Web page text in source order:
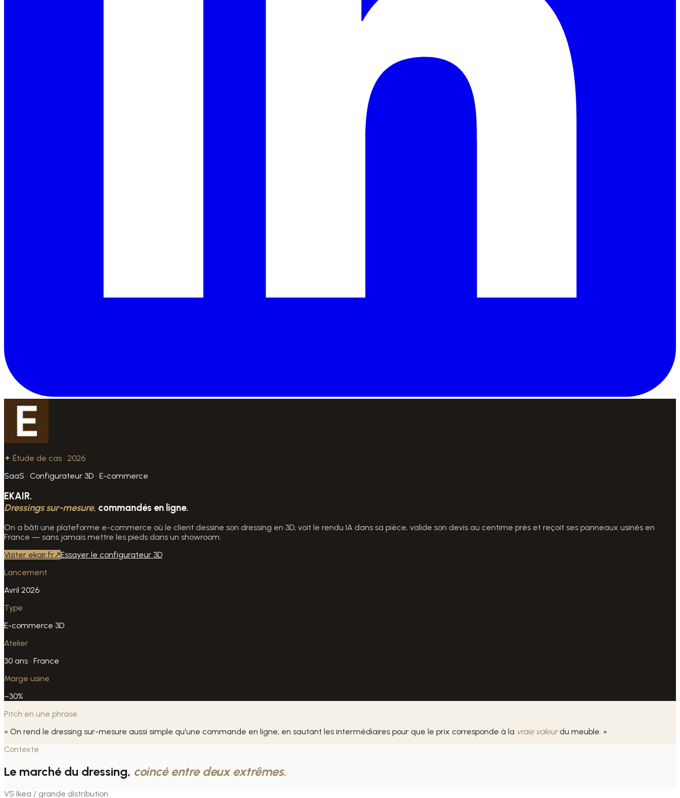
✦ Étude de cas · 2026
SaaS · Configurateur 3D · E-commerce
EKAIR.
Dressings sur-mesure, commandés en ligne.
On a bâti une plateforme e-commerce où le client dessine son dressing en 3D, voit le rendu IA dans sa pièce, valide son devis au centime près et reçoit ses panneaux usinés en
France — sans jamais mettre les pieds dans un showroom.
Visiter ekair.fr↗Essayer le configurateur 3D
Lancement
Avril 2026
Type
E-commerce 3D
Atelier
30 ans · France
Marge usine
–30%
Pitch en une phrase
« On rend le dressing sur-mesure aussi simple qu'une commande en ligne, en sautant les intermédiaires pour que le prix corresponde à la vraie valeur du meuble. »
Contexte
Le marché du dressing, coincé entre deux extrêmes.
VS Ikea / grande distribution